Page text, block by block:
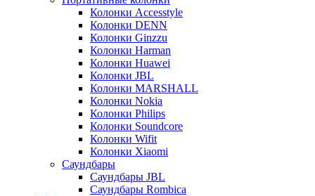
Колонки Accesstyle
Колонки DENN
Колонки Ginzzu
Колонки Harman
Колонки Huawei
Колонки JBL
Колонки MARSHALL
Колонки Nokia
Колонки Philips
Колонки Soundcore
Колонки Wifit
Колонки Xiaomi
Саундбары
Саундбары JBL
Саундбары Rombica